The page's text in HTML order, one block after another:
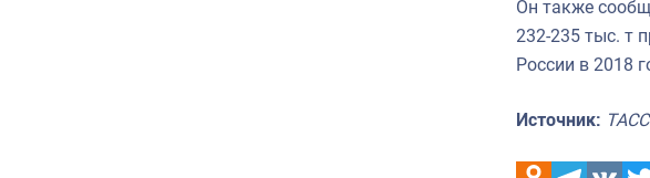
Он также
232-235 тыс. т
России в 2018
Источник: ТАСС